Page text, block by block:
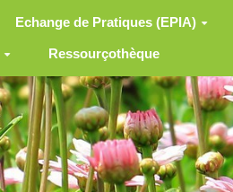
Echange de Pratiques (EPIA)
Ressourçothèque